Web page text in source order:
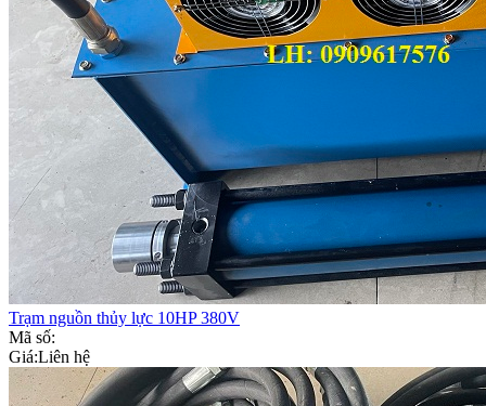
Trạm nguồn thủy lực 10HP 380V
Mã số:
Giá:Liên hệ